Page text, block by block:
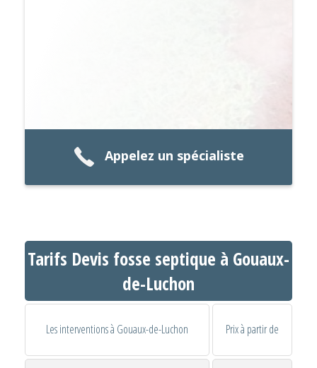
Appelez un spécialiste
Tarifs Devis fosse septique à Gouaux-
de-Luchon
Les interventions à Gouaux-de-Luchon Prix à partir de